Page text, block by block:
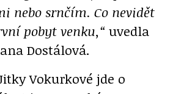
nebo srnčím. Co nevidět
pobyt venku,“ uvedla
Dostálová.
Vokurkové jde o